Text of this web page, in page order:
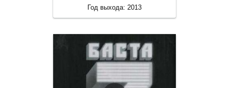
Год выхода: 2013